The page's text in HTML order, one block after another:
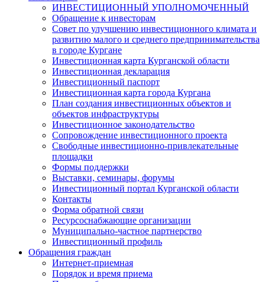
ИНВЕСТИЦИОННЫЙ УПОЛНОМОЧЕННЫЙ
Обращение к инвесторам
Совет по улучшению инвестиционного климата и
развитию малого и среднего предпринимательства
в городе Кургане
Инвестиционная карта Курганской области
Инвестиционная декларация
Инвестиционный паспорт
Инвестиционная карта города Кургана
План создания инвестиционных объектов и
объектов инфраструктуры
Инвестиционное законодательство
Сопровождение инвестиционного проекта
Свободные инвестиционно-привлекательные
площадки
Формы поддержки
Выставки, семинары, форумы
Инвестиционный портал Курганской области
Контакты
Форма обратной связи
Ресурсоснабжающие организации
Муниципально-частное партнерство
Инвестиционный профиль
Обращения граждан
Интернет-приемная
Порядок и время приема